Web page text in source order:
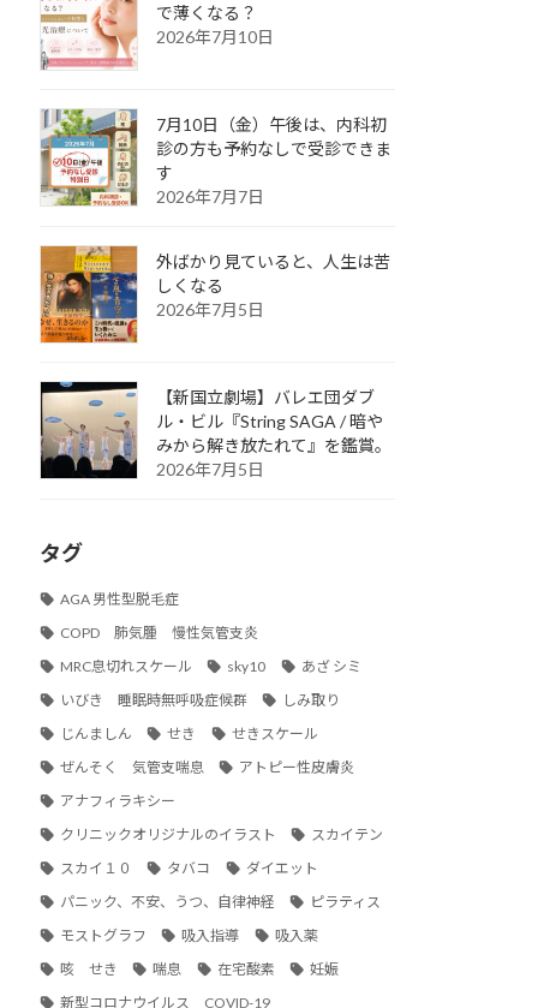
で薄くなる？
2026年7月10日
7月10日（金）午後は、内科初
診の方も予約なしで受診できま
す
2026年7月7日
外ばかり見ていると、人生は苦
しくなる
2026年7月5日
【新国立劇場】バレエ団ダブ
ル・ビル『String SAGA / 暗や
みから解き放たれて』を鑑賞。
2026年7月5日
タグ
AGA 男性型脱毛症
COPD 肺気腫 慢性気管支炎
MRC息切れスケール
sky10
あざ シミ
いびき 睡眠時無呼吸症候群
しみ取り
じんましん
せき
せきスケール
ぜんそく 気管支喘息
アトピー性皮膚炎
アナフィラキシー
クリニックオリジナルのイラスト
スカイテン
スカイ１０
タバコ
ダイエット
パニック、不安、うつ、自律神経
ピラティス
モストグラフ
吸入指導
吸入薬
咳 せき
喘息 在宅酸素
妊娠
新型コロナウイルス COVID-19